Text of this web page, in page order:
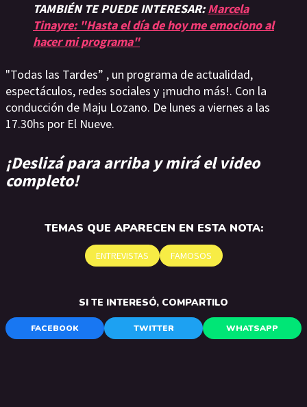
TAMBIÉN TE PUEDE INTERESAR:Marcela
Tinayre: "Hasta el día de hoy me emociono al
hacer mi programa"
"Todas las Tardes” , un programa de actualidad,
espectáculos, redes sociales y ¡mucho más!. Con la
conducción de Maju Lozano. De lunes a viernes a las
17.30hs por El Nueve.
¡Deslizá para arriba y mirá el video
completo!
TEMAS QUE APARECEN EN ESTA NOTA:
ENTREVISTAS FAMOSOS
SI TE INTERESÓ, COMPARTILO
FACEBOOK TWITTER WHATSAPP